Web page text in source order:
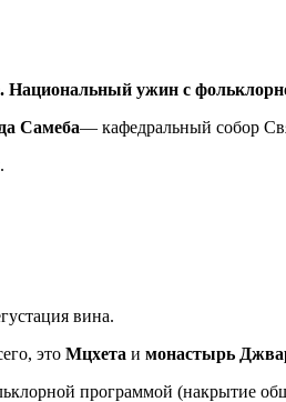
Национальный ужин с
Самеба— кафедральный собор
.
вина.
это Мцхета и монастырь
программой (накрытие